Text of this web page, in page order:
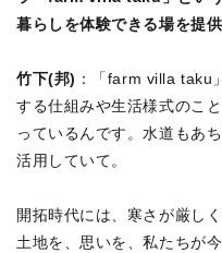
暮らしを体験できる場を提供
竹下(邦) ：「farm villa taku
する仕組みや生活様式のこ
っているんです。水道もあ
活用していて。
開拓時代には、寒さが厳し
土地を、思いを、私たちが